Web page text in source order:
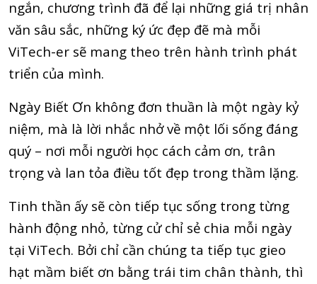
ngắn, chương trình đã để lại những giá trị nhân
văn sâu sắc, những ký ức đẹp đẽ mà mỗi
ViTech-er sẽ mang theo trên hành trình phát
triển của mình.
Ngày Biết Ơn không đơn thuần là một ngày kỷ
niệm, mà là lời nhắc nhở về một lối sống đáng
quý – nơi mỗi người học cách cảm ơn, trân
trọng và lan tỏa điều tốt đẹp trong thầm lặng.
Tinh thần ấy sẽ còn tiếp tục sống trong từng
hành động nhỏ, từng cử chỉ sẻ chia mỗi ngày
tại ViTech. Bởi chỉ cần chúng ta tiếp tục gieo
hạt mầm biết ơn bằng trái tim chân thành, thì